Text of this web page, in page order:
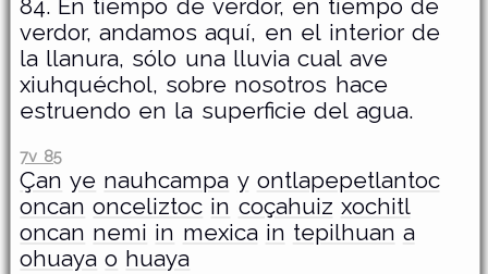
84. En tiempo de verdor, en tiempo de
verdor, andamos aquí, en el interior de
la llanura, sólo una lluvia cual ave
xiuhquéchol, sobre nosotros hace
estruendo en la superficie del agua.
7v 85
Çan ye nauhcampa y ontlapepetlantoc
oncan onceliztoc in coçahuiz xochitl
oncan nemi in mexica in tepilhuan a
ohuaya o huaya